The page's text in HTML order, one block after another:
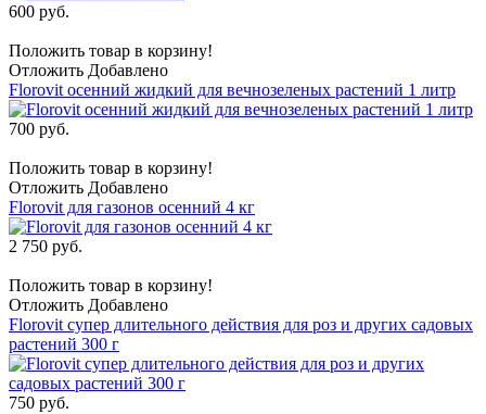
600 руб.
Положить товар в корзину!
Отложить Добавлено
Florovit осенний жидкий для вечнозеленых растений 1 литр
700 руб.
Положить товар в корзину!
Отложить Добавлено
Florovit для газонов осенний 4 кг
2 750 руб.
Положить товар в корзину!
Отложить Добавлено
Florovit супер длительного действия для роз и других садовых
растений 300 г
750 руб.